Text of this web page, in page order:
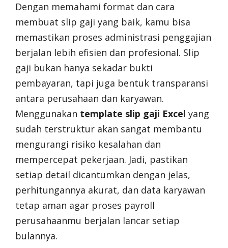
Dengan memahami format dan cara
membuat slip gaji yang baik, kamu bisa
memastikan proses administrasi penggajian
berjalan lebih efisien dan profesional. Slip
gaji bukan hanya sekadar bukti
pembayaran, tapi juga bentuk transparansi
antara perusahaan dan karyawan.
Menggunakan template slip gaji Excel yang
sudah terstruktur akan sangat membantu
mengurangi risiko kesalahan dan
mempercepat pekerjaan. Jadi, pastikan
setiap detail dicantumkan dengan jelas,
perhitungannya akurat, dan data karyawan
tetap aman agar proses payroll
perusahaanmu berjalan lancar setiap
bulannya.